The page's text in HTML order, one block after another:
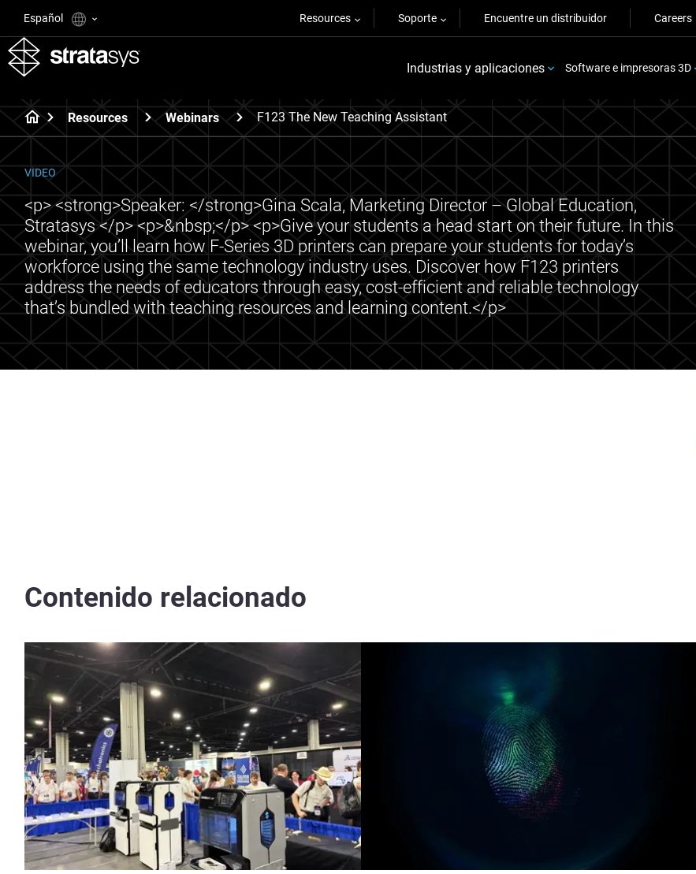
Español Resources Soporte Encuentre un distribuidor Careers
Industrias y aplicaciones Software e impresoras 3D
Resources Webinars F123 The New Teaching Assistant
VIDEO
<p> <strong>Speaker: </strong>Gina Scala, Marketing Director – Global Education,
Stratasys </p> <p>&nbsp;</p> <p>Give your students a head start on their future. In this
webinar, you’ll learn how F-Series 3D printers can prepare your students for today’s
workforce using the same technology industry uses. Discover how F123 printers
address the needs of educators through easy, cost-efficient and reliable technology
that’s bundled with teaching resources and learning content.</p>
Contenido relacionado